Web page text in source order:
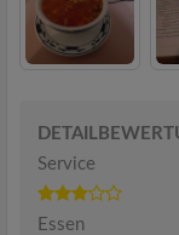
Service
Essen